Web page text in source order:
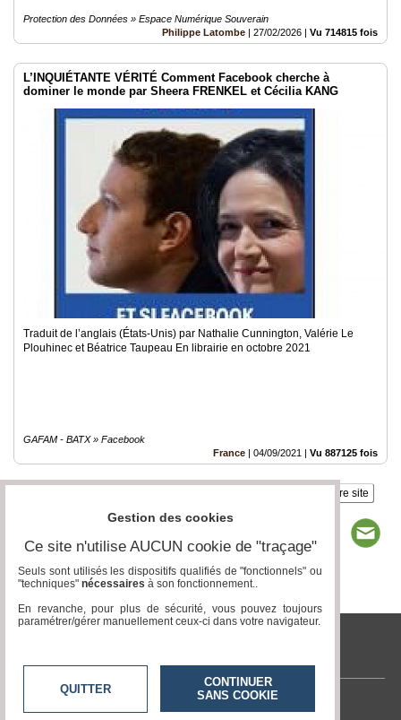
Protection des Données » Espace Numérique Souverain
Philippe Latombe | 27/02/2026 | Vu 714815 fois
L’INQUIÉTANTE VÉRITÉ Comment Facebook cherche à
dominer le monde par Sheera FRENKEL et Cécilia KANG
Traduit de l’anglais (États-Unis) par Nathalie Cunnington, Valérie Le
Plouhinec et Béatrice Taupeau En librairie en octobre 2021
GAFAM - BATX » Facebook
France | 04/09/2021 | Vu 887125 fois
Insérez sur votre site
tvlocale.fr
Contactez-nous
Gestion des cookies
Ce site n'utilise AUCUN cookie de "traçage"
Seuls sont utilisés les dispositifs qualifiés de "fonctionnels" ou
"techniques" nécessaires à son fonctionnement..
En revanche, pour plus de sécurité, vous pouvez toujours
paramétrer/gérer manuellement ceux-ci dans votre navigateur.
QUITTER
CONTINUER
SANS COOKIE